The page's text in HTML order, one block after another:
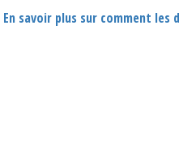
En savoir plus sur comment les